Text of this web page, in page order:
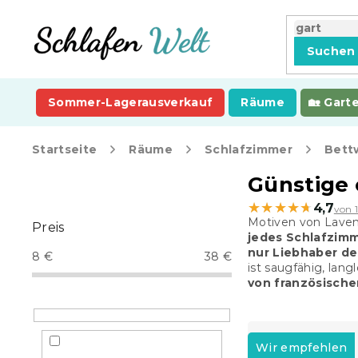
springen
Suchen
Sommer-Lagerausverkauf Räume
Startseite Räume Schlafzimmer
t
e
n
e
i
Preis
8 € 38 €
Günstige
★★★★★
★★★★★ 4,7von
Motiven von
jedes
nur Liebhaber
ist saugfähig,
von
P
Wir empfehlen